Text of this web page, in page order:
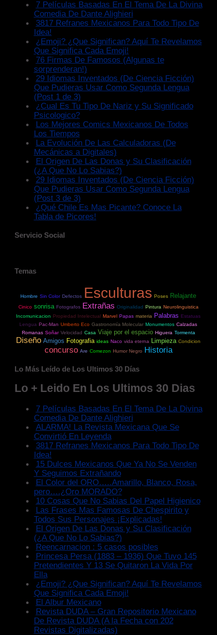
7 Películas Basadas En El Tema De La Divina
Comedia De Dante Alighieri
3817 Refranes Mexicanos Para Todo Tipo De
Idea!
¿Emoji? ¿Que Significan? Aquí Te Revelamos
Que Significa Cada Emoji!
76 Firmas De Famosos (Algunas te
sorprenderan!)
29 Idiomas Inventados (De Ciencia Ficción)
Que Pudieras Usar Como Segunda Lengua
(Post 1 de 3)
¿Cual Es Tu Tipo De Nariz y Su Significado
Psicologico?
Los Mejores Comics Mexicanos De Todos
Los Tiempos
La Evolución De Las Calculadoras (De
Mecánicas a Digitales)
El Origen De Las Donas y Su Clasificación
(¿A Que No Lo Sabias?)
29 Idiomas Inventados (De Ciencia Ficción)
Que Pudieras Usar Como Segunda Lengua
(Post 3 de 3)
¿Qué Chile Es Mas Picante? Conoce La
Tabla de Picores!
Servicio Social
Temas
Hombre Sin Color Defectos Esculturas Poses Relajante
Cinico sonrisa Fotografos Extrañas Originalidad Pintura Neurolinguistica
Incomunicacion Propiedad Intelectual Marvel Papas materia Palabras Estatuas
Lengua Pac-Man Umberto Eco Gastronomía Molecular Monumentos Calzadas
Romanas Soñar Velocidad Casa Viaje por el espacio Higuera Tormenta
Diseño Amigos Fotografia ideas Naco vida eterna Limpieza Condicion
concurso Are Comezon Humor Negro Historia
Lo Más Leído de Los Ultimos 30 Días
Lo + Leido En Los Ultimos 30 Dias
7 Películas Basadas En El Tema De La Divina
Comedia De Dante Alighieri
ALARMA! La Revista Mexicana Que Se
Convirtió En Leyenda
3817 Refranes Mexicanos Para Todo Tipo De
Idea!
15 Dulces Mexicanos Que Ya No Se Venden
Y Seguimos Extrañando
El Color del ORO…..Amarillo, Blanco, Rosa,
pero….¿Oro MORADO?
10 Cosas Que No Sabias Del Papel Higienico
Las Frases Mas Famosas De Chespirito y
Todos Sus Personajes ¡Explicadas!
El Origen De Las Donas y Su Clasificación
(¿A Que No Lo Sabias?)
Reencarnacion : 5 casos posibles
Princesa Persa (1883 – 1936) Que Tuvo 145
Pretendientes Y 13 Se Quitaron La Vida Por
Ella
¿Emoji? ¿Que Significan? Aquí Te Revelamos
Que Significa Cada Emoji!
El Albur Mexicano
Revista DUDA – Gran Repositorio Mexicano
De Revista DUDA (A la Fecha con 202
Revistas Digitalizadas)